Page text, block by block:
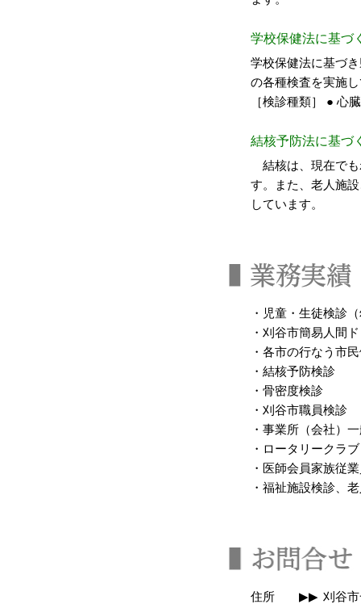
学校保健法に基づ
学校保健法に基づ
の各種検査を実施
［検診種類］ ●
結核予防法に基づ
結核は、現在でも
す。また、老人施
しています。
・児童・生徒検診
・刈谷市簡易人間
・各市の行なう市
・結核予防検診
・骨密度検診
・刈谷市職員検診
・事業所（会社）
・ロータリークラ
・医師会員家族従
・福祉施設検診、
住所 ▶▶ 刈谷